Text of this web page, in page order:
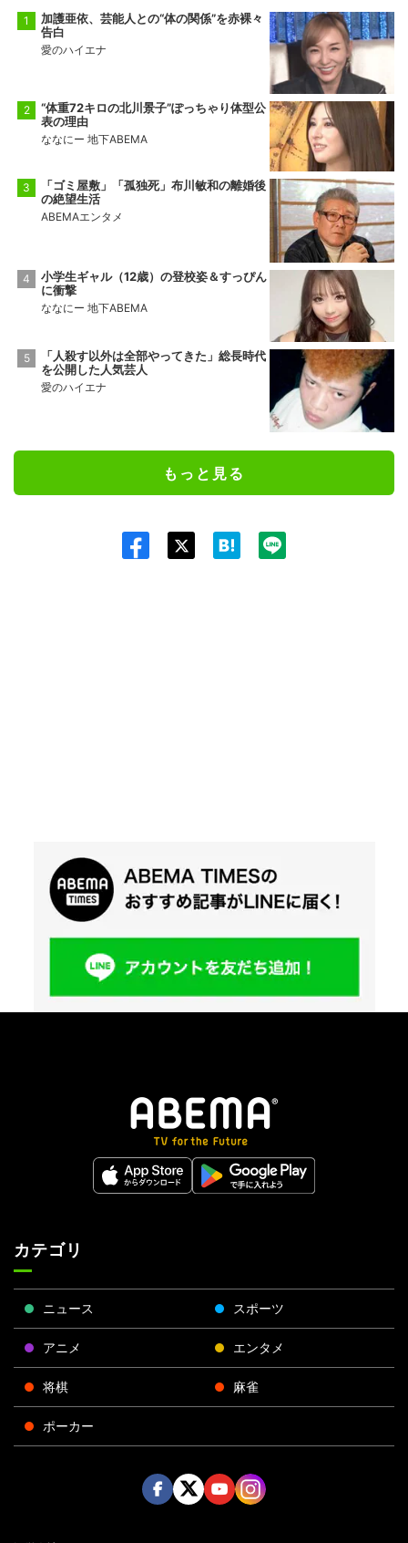
加護亜依、芸能人との“体の関係”を赤裸々
告白
愛のハイエナ
“体重72キロの北川景子”ぽっちゃり体型公
表の理由
ななにー 地下ABEMA
「ゴミ屋敷」「孤独死」布川敏和の離婚後
の絶望生活
ABEMAエンタメ
小学生ギャル（12歳）の登校姿＆すっぴん
に衝撃
ななにー 地下ABEMA
「人殺す以外は全部やってきた」総長時代
を公開した人気芸人
愛のハイエナ
もっと見る
カテゴリ
ニュース スポーツ
アニメ エンタメ
将棋 麻雀
ポーカー